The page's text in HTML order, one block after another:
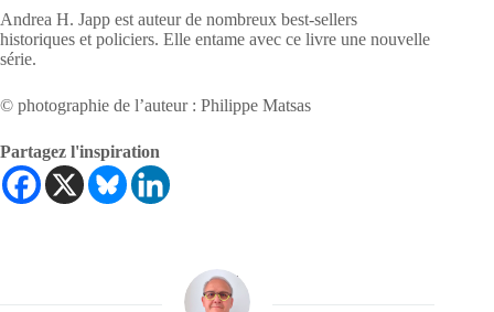
Andrea H. Japp est auteur de nombreux best-sellers
historiques et policiers. Elle entame avec ce livre une nouvelle
série.
© photographie de l’auteur : Philippe Matsas
Partagez l'inspiration